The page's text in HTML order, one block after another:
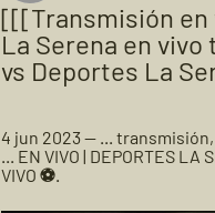
[[[Transmisión
La Serena en
vs Deportes La
4 jun 2023 — ... transmisión,
... EN VIVO | DEPORTES LA
VIVO ⚽.